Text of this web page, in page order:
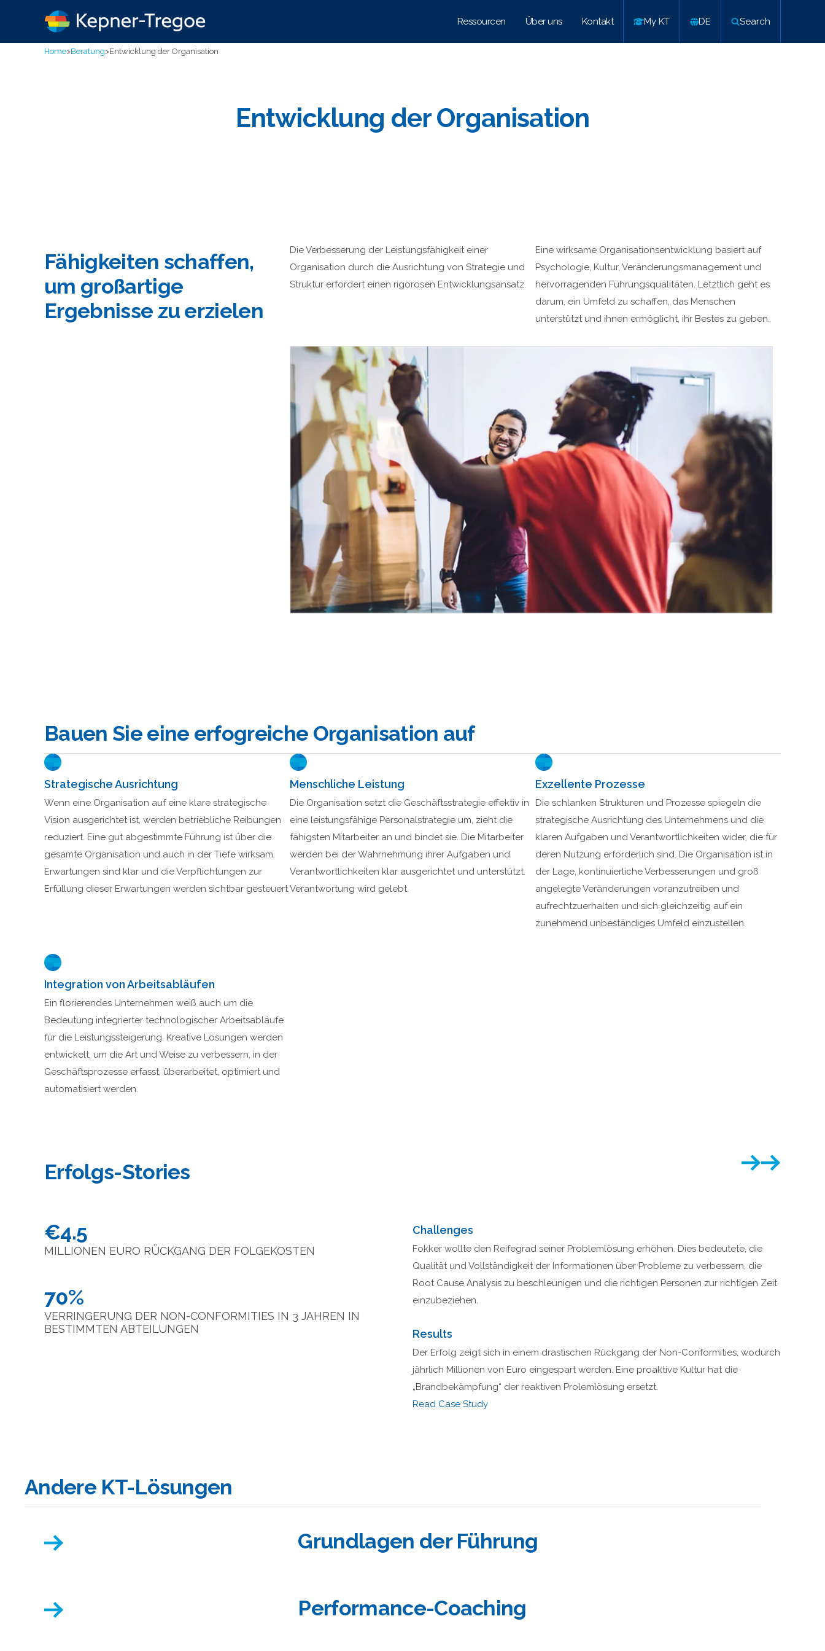
Ressourcen Über uns Kontakt My KT DE Search
Home>Beratung>Entwicklung der Organisation
Entwicklung der Organisation
Fähigkeiten schaffen,
um großartige
Ergebnisse zu erzielen
Die Verbesserung der Leistungsfähigkeit einer
Organisation durch die Ausrichtung von Strategie und
Struktur erfordert einen rigorosen Entwicklungsansatz.
Eine wirksame Organisationsentwicklung basiert auf
Psychologie, Kultur, Veränderungsmanagement und
hervorragenden Führungsqualitäten. Letztlich geht es
darum, ein Umfeld zu schaffen, das Menschen
unterstützt und ihnen ermöglicht, ihr Bestes zu geben.
Bauen Sie eine erfogreiche Organisation auf
Strategische Ausrichtung
Wenn eine Organisation auf eine klare strategische
Vision ausgerichtet ist, werden betriebliche Reibungen
reduziert. Eine gut abgestimmte Führung ist über die
gesamte Organisation und auch in der Tiefe wirksam.
Erwartungen sind klar und die Verpflichtungen zur
Erfüllung dieser Erwartungen werden sichtbar gesteuert.
Menschliche Leistung
Die Organisation setzt die Geschäftsstrategie effektiv in
eine leistungsfähige Personalstrategie um, zieht die
fähigsten Mitarbeiter an und bindet sie. Die Mitarbeiter
werden bei der Wahrnehmung ihrer Aufgaben und
Verantwortlichkeiten klar ausgerichtet und unterstützt.
Verantwortung wird gelebt.
Exzellente Prozesse
Die schlanken Strukturen und Prozesse spiegeln die
strategische Ausrichtung des Unternehmens und die
klaren Aufgaben und Verantwortlichkeiten wider, die für
deren Nutzung erforderlich sind. Die Organisation ist in
der Lage, kontinuierliche Verbesserungen und groß
angelegte Veränderungen voranzutreiben und
aufrechtzuerhalten und sich gleichzeitig auf ein
zunehmend unbeständiges Umfeld einzustellen.
Integration von Arbeitsabläufen
Ein florierendes Unternehmen weiß auch um die
Bedeutung integrierter technologischer Arbeitsabläufe
für die Leistungssteigerung. Kreative Lösungen werden
entwickelt, um die Art und Weise zu verbessern, in der
Geschäftsprozesse erfasst, überarbeitet, optimiert und
automatisiert werden.
Erfolgs-Stories
€4.5
MILLIONEN EURO RÜCKGANG DER FOLGEKOSTEN
70%
VERRINGERUNG DER NON-CONFORMITIES IN 3 JAHREN IN
BESTIMMTEN ABTEILUNGEN
Challenges
Fokker wollte den Reifegrad seiner Problemlösung erhöhen. Dies bedeutete, die
Qualität und Vollständigkeit der Informationen über Probleme zu verbessern, die
Root Cause Analysis zu beschleunigen und die richtigen Personen zur richtigen Zeit
einzubeziehen.
Results
Der Erfolg zeigt sich in einem drastischen Rückgang der Non-Conformities, wodurch
jährlich Millionen von Euro eingespart werden. Eine proaktive Kultur hat die
„Brandbekämpfung“ der reaktiven Prolemlösung ersetzt.
Read Case Study
Andere KT-Lösungen
Grundlagen der Führung
Performance-Coaching